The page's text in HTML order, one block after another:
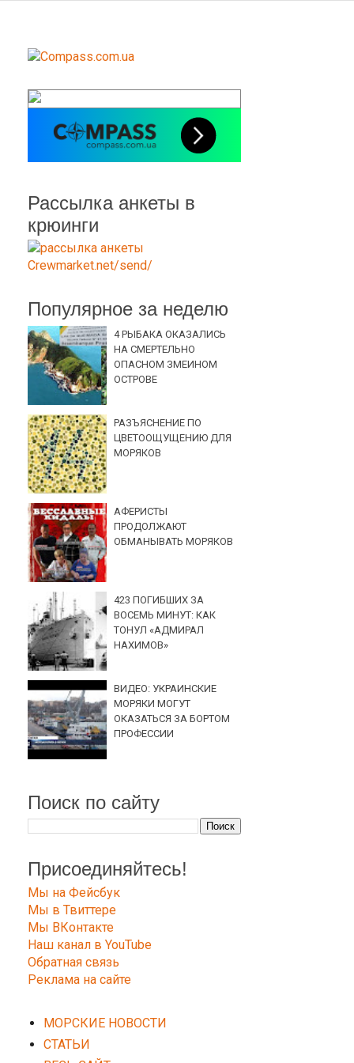
Рассылка анкеты в
крюинги
Популярное за неделю
4 РЫБАКА ОКАЗАЛИСЬ
НА СМЕРТЕЛЬНО
ОПАСНОМ ЗМЕИНОМ
ОСТРОВЕ
РАЗЪЯСНЕНИЕ ПО
ЦВЕТООЩУЩЕНИЮ ДЛЯ
МОРЯКОВ
АФЕРИСТЫ
ПРОДОЛЖАЮТ
ОБМАНЫВАТЬ МОРЯКОВ
423 ПОГИБШИХ ЗА
ВОСЕМЬ МИНУТ: КАК
ТОНУЛ «АДМИРАЛ
НАХИМОВ»
ВИДЕО: УКРАИНСКИЕ
МОРЯКИ МОГУТ
ОКАЗАТЬСЯ ЗА БОРТОМ
ПРОФЕССИИ
Поиск по сайту
Присоединяйтесь!
Мы на Фейсбук
Мы в Твиттере
Мы ВКонтакте
Наш канал в YouTube
Обратная связь
Реклама на сайте
МОРСКИЕ НОВОСТИ
СТАТЬИ